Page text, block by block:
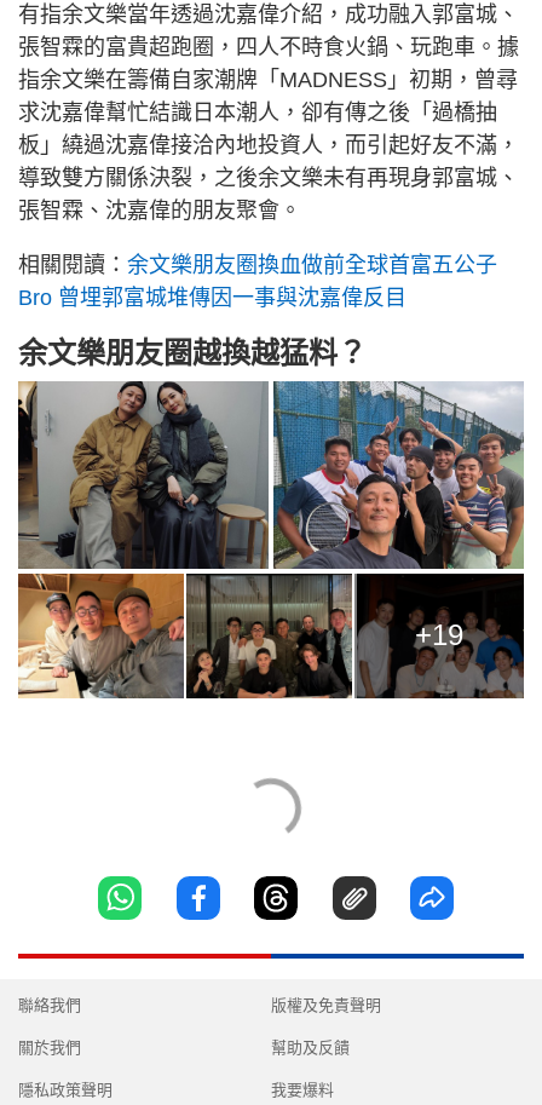
有指余文樂當年透過沈嘉偉介紹，成功融入郭富城、
張智霖的富貴超跑圈，四人不時食火鍋、玩跑車。據
指余文樂在籌備自家潮牌「MADNESS」初期，曾尋
求沈嘉偉幫忙結識日本潮人，卻有傳之後「過橋抽
板」繞過沈嘉偉接洽內地投資人，而引起好友不滿，
導致雙方關係決裂，之後余文樂未有再現身郭富城、
張智霖、沈嘉偉的朋友聚會。
相關閱讀： 余文樂朋友圈換血做前全球首富五公子
Bro 曾埋郭富城堆傳因一事與沈嘉偉反目
余文樂朋友圈越換越猛料？
+19
聯絡我們
關於我們
隱私政策聲明
版權及免責聲明
幫助及反饋
我要爆料